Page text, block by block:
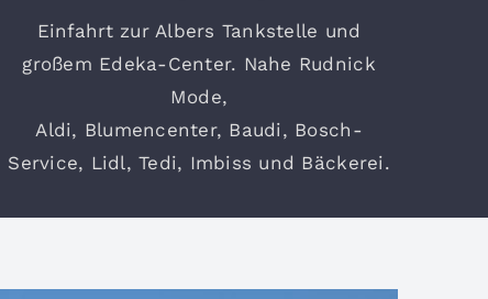
Einfahrt zur Albers Tankstelle und
großem Edeka-Center. Nahe Rudnick
Mode,
Aldi, Blumencenter, Baudi, Bosch-
Service, Lidl, Tedi, Imbiss und Bäckerei.